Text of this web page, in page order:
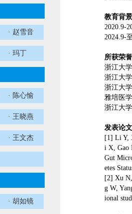
· 赵雪音
· 玛丁
· 陈心愉
· 王晓燕
· 王文杰
· 胡如镜
教育背
2020.9-
2024.9-
所获荣
浙江大
浙江大
浙江大
雅培医
浙江大
发表论
[1] Li Y,
i X, Gao
Gut
etes
[2] Xu
g W,
ional